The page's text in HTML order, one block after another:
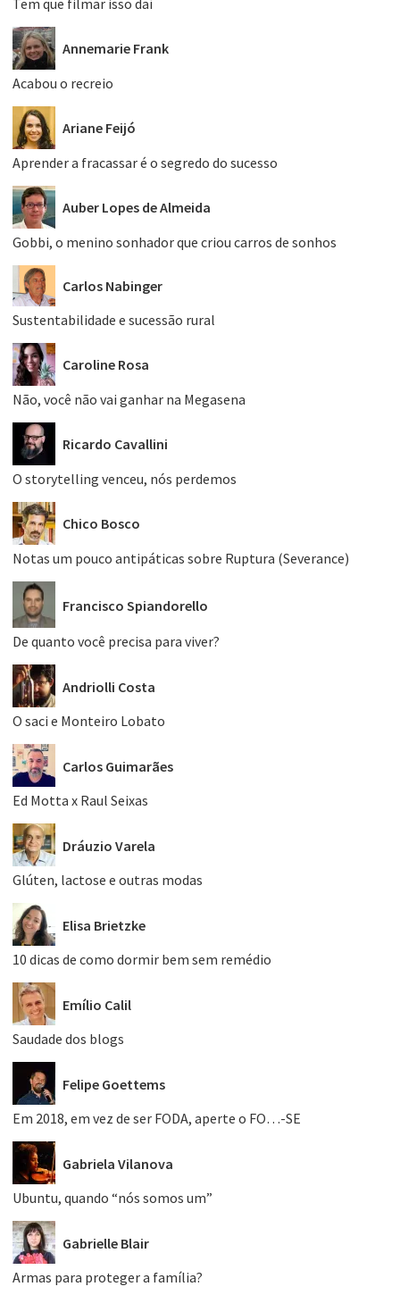
Tem que filmar isso daí
Annemarie Frank
Acabou o recreio
Ariane Feijó
Aprender a fracassar é o segredo do sucesso
Auber Lopes de Almeida
Gobbi, o menino sonhador que criou carros de sonhos
Carlos Nabinger
Sustentabilidade e sucessão rural
Caroline Rosa
Não, você não vai ganhar na Megasena
Ricardo Cavallini
O storytelling venceu, nós perdemos
Chico Bosco
Notas um pouco antipáticas sobre Ruptura (Severance)
Francisco Spiandorello
De quanto você precisa para viver?
Andriolli Costa
O saci e Monteiro Lobato
Carlos Guimarães
Ed Motta x Raul Seixas
Dráuzio Varela
Glúten, lactose e outras modas
Elisa Brietzke
10 dicas de como dormir bem sem remédio
Emílio Calil
Saudade dos blogs
Felipe Goettems
Em 2018, em vez de ser FODA, aperte o FO…-SE
Gabriela Vilanova
Ubuntu, quando “nós somos um”
Gabrielle Blair
Armas para proteger a família?